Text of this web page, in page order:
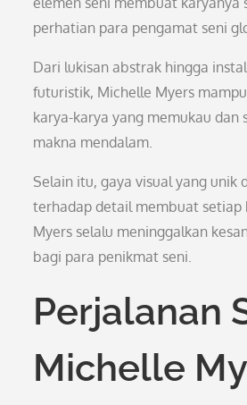
perhatian para pengamat seni
Dari lukisan abstrak hingga
futuristik, Michelle Myers
karya-karya yang memukau dan
makna mendalam.
Selain itu, gaya visual yang unik
terhadap detail membuat setiap
Myers selalu meninggalkan
bagi para penikmat seni.
Perjalanan
Michelle